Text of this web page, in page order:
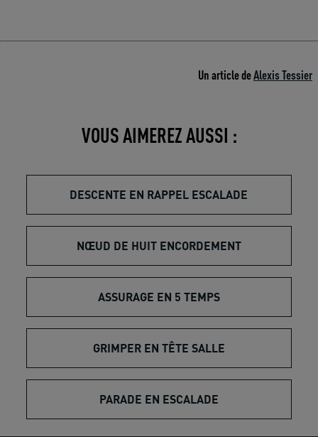
Un article deAlexis Tessier
VOUS AIMEREZ AUSSI :
DESCENTE EN RAPPEL ESCALADE
NŒUD DE HUIT ENCORDEMENT
ASSURAGE EN 5 TEMPS
GRIMPER EN TÊTE SALLE
PARADE EN ESCALADE